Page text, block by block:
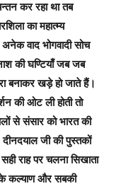
कर रहा था तब
का महात्म्य
वाद भोगवादी सोच
की घण्टियाँ जब जब
बनाकर खड़े हो जाते हैं।
की ओट ली होती तो
से संसार को भारत की
जी की पुस्तकों
राह पर चलना सिखाता
के कल्याण और सबकी